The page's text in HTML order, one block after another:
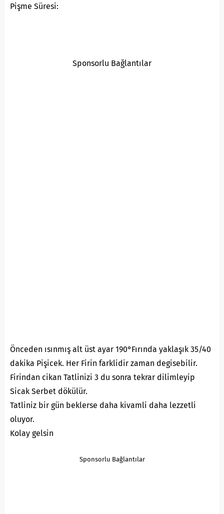
Pişme Süresi:
Sponsorlu Bağlantılar
Önceden ısınmış alt üst ayar 190°Fırında yaklaşık 35/40
dakika Pişicek. Her Firin farklidir zaman degisebilir.
Firindan cikan Tatlinizi 3 du sonra tekrar dilimleyip
Sicak Serbet dökülür.
Tatliniz bir gün beklerse daha kivamli daha lezzetli
oluyor.
Kolay gelsin
Sponsorlu Bağlantılar